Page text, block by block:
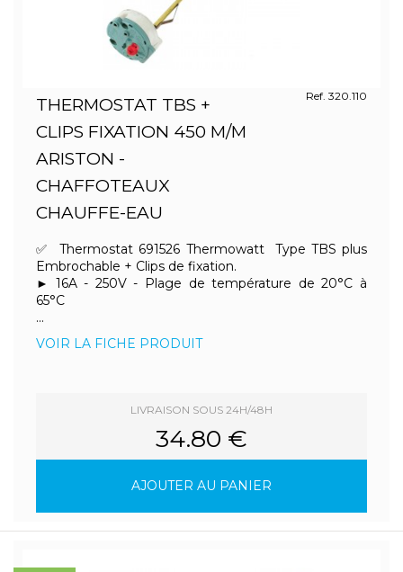
THERMOSTAT TBS +
CLIPS FIXATION 450 M/M
ARISTON -
CHAFFOTEAUX
CHAUFFE-EAU
Ref. 320.110
✅ Thermostat 691526 Thermowatt Type TBS plus
Embrochable + Clips de fixation.
► 16A - 250V - Plage de température de 20°C à
65°C
...
VOIR LA FICHE PRODUIT
LIVRAISON SOUS 24H/48H
34.80 €
AJOUTER AU PANIER